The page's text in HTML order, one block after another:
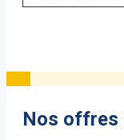
Nos offres